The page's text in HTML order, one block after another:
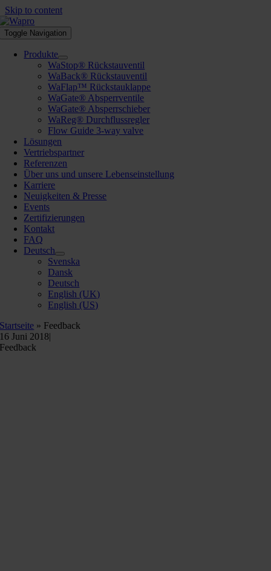
Skip to content
Toggle Navigation
Produkte
WaStop® Rückstauventil
WaBack® Rückstauventil
WaFlap™ Rückstauklappe
WaGate® Absperrventile
WaGate® Absperrschieber
WaReg® Durchflussregler
Flow Guide 3-way valve
Lösungen
Vertriebspartner
Referenzen
Über uns und unsere Lebenseinstellung
Karriere
Neuigkeiten & Presse
Events
Zertifizierungen
Kontakt
FAQ
Deutsch
Svenska
Dansk
Deutsch
English (UK)
English (US)
Startseite » Feedback
16 Juni 2018|
Feedback